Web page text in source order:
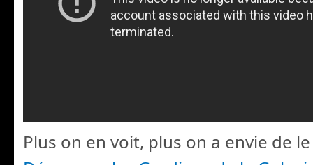
Plus on en voit, plus on a envie de